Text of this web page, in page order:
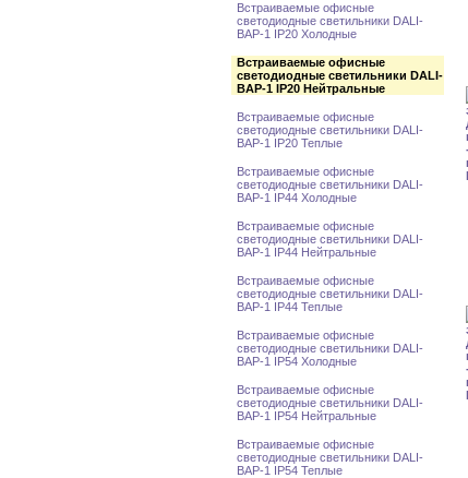
Встраиваемые офисные
светодиодные светильники DALI-
BAP-1 IP20 Холодные
Встраиваемые офисные
светодиодные светильники DALI-
BAP-1 IP20 Нейтральные
Встраиваемые офисные
светодиодные светильники DALI-
BAP-1 IP20 Теплые
Встраиваемые офисные
светодиодные светильники DALI-
BAP-1 IP44 Холодные
Встраиваемые офисные
светодиодные светильники DALI-
BAP-1 IP44 Нейтральные
Встраиваемые офисные
светодиодные светильники DALI-
BAP-1 IP44 Теплые
Встраиваемые офисные
светодиодные светильники DALI-
BAP-1 IP54 Холодные
Встраиваемые офисные
светодиодные светильники DALI-
BAP-1 IP54 Нейтральные
Встраиваемые офисные
светодиодные светильники DALI-
BAP-1 IP54 Теплые